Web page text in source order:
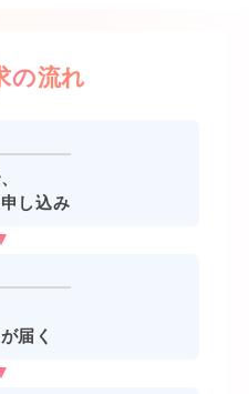
の流れ
し込み
届く